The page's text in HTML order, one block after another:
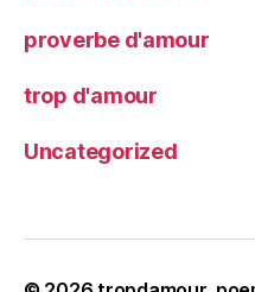
proverbe d'amour
trop d'amour
Uncategorized